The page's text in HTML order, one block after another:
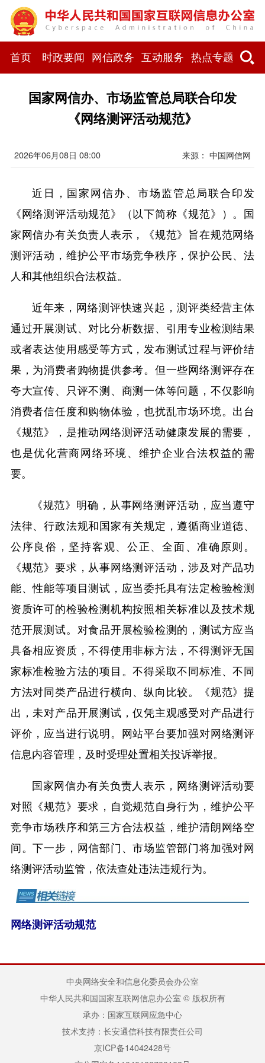
首页 时政要闻 网信政务 互动服务 热点专题
国家网信办、市场监管总局联合印发
《网络测评活动规范》
2026年06月08日 08:00 来源：中国网信网
近日，国家网信办、市场监管总局联合印发
《网络测评活动规范》（以下简称《规范》）。国
家网信办有关负责人表示，《规范》旨在规范网络
测评活动，维护公平市场竞争秩序，保护公民、法
人和其他组织合法权益。
近年来，网络测评快速兴起，测评类经营主体
通过开展测试、对比分析数据、引用专业检测结果
或者表达使用感受等方式，发布测试过程与评价结
果，为消费者购物提供参考。但一些网络测评存在
夸大宣传、只评不测、商测一体等问题，不仅影响
消费者信任度和购物体验，也扰乱市场环境。出台
《规范》，是推动网络测评活动健康发展的需要，
也是优化营商网络环境、维护企业合法权益的需
要。
《规范》明确，从事网络测评活动，应当遵守
法律、行政法规和国家有关规定，遵循商业道德、
公序良俗，坚持客观、公正、全面、准确原则。
《规范》要求，从事网络测评活动，涉及对产品功
能、性能等项目测试，应当委托具有法定检验检测
资质许可的检验检测机构按照相关标准以及技术规
范开展测试。对食品开展检验检测的，测试方应当
具备相应资质，不得使用非标方法，不得测评无国
家标准检验方法的项目。不得采取不同标准、不同
方法对同类产品进行横向、纵向比较。《规范》提
出，未对产品开展测试，仅凭主观感受对产品进行
评价，应当进行说明。网站平台要加强对网络测评
信息内容管理，及时受理处置相关投诉举报。
国家网信办有关负责人表示，网络测评活动要
对照《规范》要求，自觉规范自身行为，维护公平
竞争市场秩序和第三方合法权益，维护清朗网络空
间。下一步，网信部门、市场监管部门将加强对网
络测评活动监管，依法查处违法违规行为。
网络测评活动规范
中央网络安全和信息化委员会办公室
中华人民共和国国家互联网信息办公室 © 版权所有
承办：国家互联网应急中心
技术支持：长安通信科技有限责任公司
京ICP备14042428号